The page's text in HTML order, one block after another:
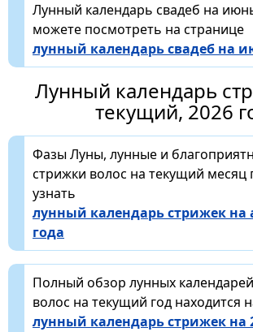
Лунный календарь свадеб на
можете посмотреть на странице
лунный календарь свадеб на
Лунный календарь
текущий, 2026
Фазы Луны, лунные и
стрижки волос на текущий
узнать
лунный календарь стрижек на
года
Полный обзор лунных
волос на текущий год находится
лунный календарь стрижек на